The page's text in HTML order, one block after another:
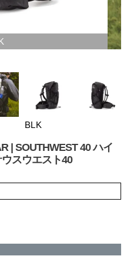
BLK
| SOUTHWEST 40 ハイ
スウエスト40